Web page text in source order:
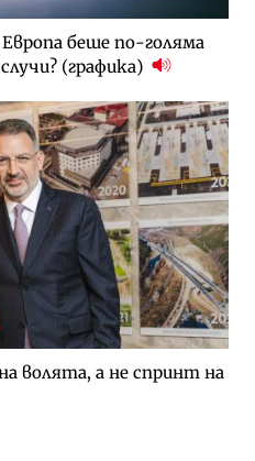
беше по-голяма
(графика)
волята, а не спринт на